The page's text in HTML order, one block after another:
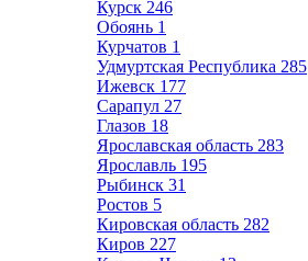
Курск 246
Обоянь 1
Курчатов 1
Удмуртская Республика 285
Ижевск 177
Сарапул 27
Глазов 18
Ярославская область 283
Ярославль 195
Рыбинск 31
Ростов 5
Кировская область 282
Киров 227